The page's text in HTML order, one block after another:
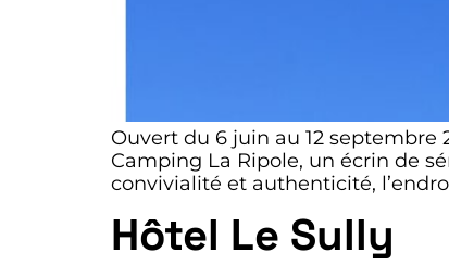
Ouvert du 6 juin au 12
Camping La Ripole, un écrin de
convivialité et authenticité,
Hôtel Le Sully